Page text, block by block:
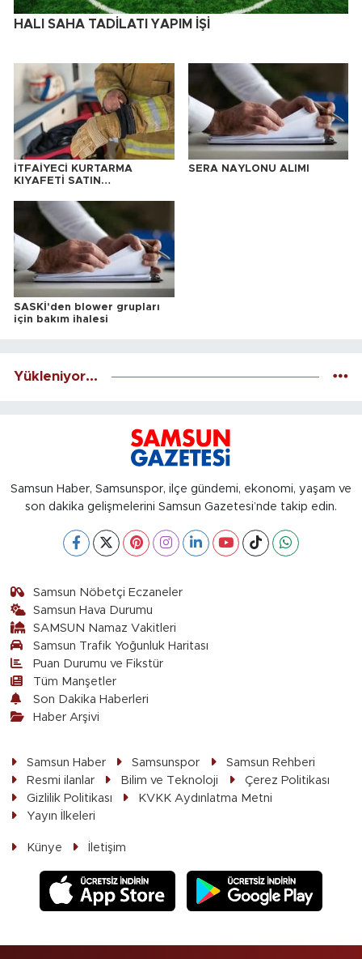
HALI SAHA TADİLATI YAPIM İŞİ
İTFAİYECİ KURTARMA
KIYAFETİ SATIN
SERA NAYLONU ALIMI
SASKİ'den blower grupları
için bakım ihalesi
Yükleniyor...
Samsun Haber, Samsunspor, ilçe gündemi, ekonomi, yaşam ve
son dakika gelişmelerini Samsun Gazetesi’nde takip edin.
Samsun Nöbetçi Eczaneler
Samsun Hava Durumu
SAMSUN Namaz Vakitleri
Samsun Trafik Yoğunluk Haritası
Puan Durumu ve Fikstür
Tüm Manşetler
Son Dakika Haberleri
Haber Arşivi
Samsun Haber Samsunspor
Samsun Rehberi
Resmi ilanlar
Bilim ve Teknoloji
Çerez Politikası
Gizlilik Politikası
KVKK Aydınlatma Metni
Yayın İlkeleri
Künye İletişim